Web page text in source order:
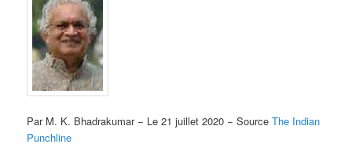
Par M. K. Bhadrakumar − Le 21 juillet 2020 − SourceThe Indian
Punchline